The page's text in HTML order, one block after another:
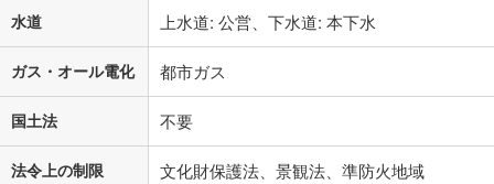
水道 上水道: 公営、下水道: 本下水
ガス・オール電化 都市ガス
国土法 不要
法令上の制限 文化財保護法、景観法、準防火地域